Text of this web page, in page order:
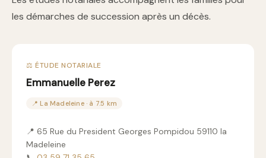
les démarches de succession après un décès.
⚖️ ÉTUDE NOTARIALE
Emmanuelle Perez
📍 La Madeleine · à 7.5 km
📍 65 Rue du President Georges Pompidou 59110 la
Madeleine